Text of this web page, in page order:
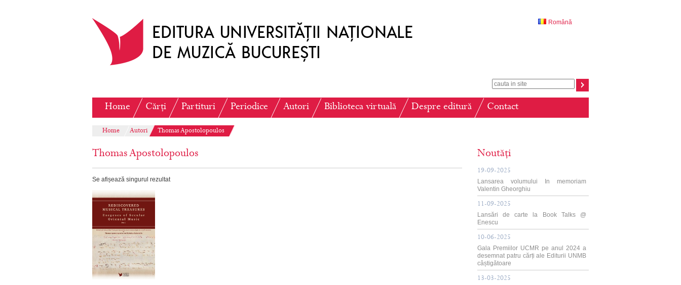
Română
Home Cărți Partituri Periodice Autori Biblioteca virtuală Despre editură Contact
Home Autori Thomas Apostolopoulos
Thomas Apostolopoulos
Se afișează singurul rezultat
Noutăți
19-09-2025
Lansarea volumului In memoriam
Valentin Gheorghiu
11-09-2025
Lansări de carte la Book Talks @
Enescu
10-06-2025
Gala Premiilor UCMR pe anul 2024 a
desemnat patru cărți ale Editurii UNMB
câștigătoare
13-03-2025